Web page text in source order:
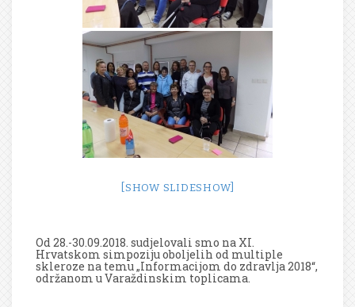
[SHOW SLIDESHOW]
Od 28.-30.09.2018. sudjelovali smo na XI.
Hrvatskom simpoziju oboljelih od multiple
skleroze na temu „Informacijom do zdravlja 2018“,
održanom u Varaždinskim toplicama.